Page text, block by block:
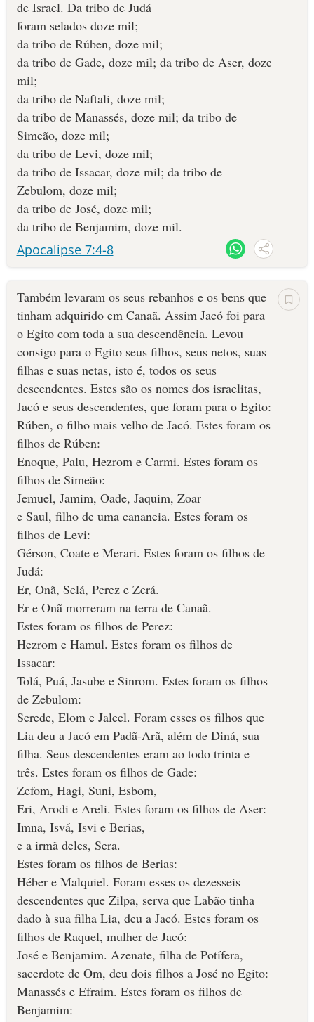
de Israel. Da tribo de Judá
foram selados doze mil;
da tribo de Rúben, doze mil;
da tribo de Gade, doze mil; da tribo de Aser, doze
mil;
da tribo de Naftali, doze mil;
da tribo de Manassés, doze mil; da tribo de
Simeão, doze mil;
da tribo de Levi, doze mil;
da tribo de Issacar, doze mil; da tribo de
Zebulom, doze mil;
da tribo de José, doze mil;
da tribo de Benjamim, doze mil.
Apocalipse 7:4-8
Também levaram os seus rebanhos e os bens que
tinham adqui­rido em Canaã. Assim Jacó foi para
o Egito com toda a sua descendên­cia. Levou
consigo para o Egito seus filhos, seus netos, suas
filhas e suas netas, isto é, todos os seus
descenden­tes. Estes são os nomes dos israelitas,
Jacó e seus descendentes, que foram para o Egito:
Rúben, o filho mais velho de Jacó. Estes foram os
filhos de Rúben:
Enoque, Palu, Hezrom e Carmi. Estes foram os
filhos de Simeão:
Jemuel, Jamim, Oade, Jaquim, Zoar
e Saul, filho de uma cananeia. Estes foram os
filhos de Levi:
Gérson, Coate e Merari. Estes foram os filhos de
Judá:
Er, Onã, Selá, Perez e Zerá.
Er e Onã morreram na terra de Canaã.
Estes foram os filhos de Perez:
Hezrom e Hamul. Estes foram os filhos de
Issacar:
Tolá, Puá, Jasube e Sinrom. Estes foram os filhos
de Zebulom:
Serede, Elom e Jaleel. Foram esses os filhos que
Lia deu a Jacó em Padã-Arã, além de Diná, sua
filha. Seus des­cendentes eram ao todo trinta e
três. Estes foram os filhos de Gade:
Zefom, Hagi, Suni, Esbom,
Eri, Arodi e Areli. Estes foram os filhos de Aser:
Imna, Isvá, Isvi e Berias,
e a irmã deles, Sera.
Estes foram os filhos de Berias:
Héber e Malquiel. Foram esses os dezesseis
descendentes que Zil­pa, serva que Labão tinha
dado à sua filha Lia, deu a Jacó. Estes foram os
filhos de Raquel, mulher de Jacó:
José e Benjamim. Azenate, filha de Potífera,
sacerdote de Om, deu dois filhos a José no Egito:
Manassés e Efraim. Estes foram os filhos de
Benjamim: